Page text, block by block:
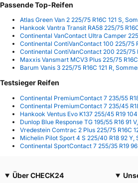
Passende Top-Reifen
Atlas Green Van 2 225/75 R16C 121 S,
Hankook Vantra Transit RA58 225/75
Continental VanContact Ultra Camper
Continental ContiVanContact 100 225/75
Continental ContiVanContact 200 225/75
Maxxis Vansmart MCV3 Plus 225/75
Barum Vanis 3 225/75 R16C 121 R,
Testsieger Reifen
Continental PremiumContact 7 235/55
Continental PremiumContact 7 235/45
Hankook Ventus Evo K137 255/45 R19
Dunlop Blue Response TG 195/55 R16 91
Vredestein Comtrac 2 Plus 225/75 R16C
Michelin Pilot Sport 4 S 225/40 R18 92 Y,
Continental SportContact 7 255/35 R19
Über CHECK24